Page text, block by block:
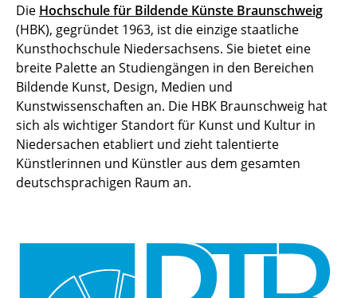
Die Hochschule für Bildende Künste Braunschweig
(HBK), gegründet 1963, ist die einzige staatliche
Kunsthochschule Niedersachsens. Sie bietet eine
breite Palette an Studiengängen in den Bereichen
Bildende Kunst, Design, Medien und
Kunstwissenschaften an. Die HBK Braunschweig hat
sich als wichtiger Standort für Kunst und Kultur in
Niedersachen etabliert und zieht talentierte
Künstlerinnen und Künstler aus dem gesamten
deutschsprachigen Raum an.